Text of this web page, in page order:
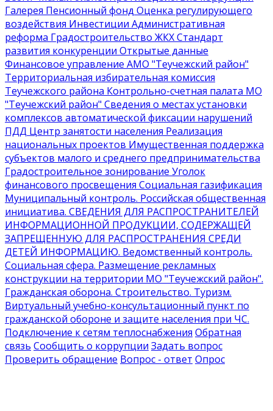
Галерея Пенсионный фонд Оценка регулирующего
воздействия Инвестиции Административная
реформа Градостроительство ЖКХСтандарт
развития конкуренции Открытые данные
Финансовое управление АМО "Теучежский район"
Территориальная избирательная комиссия
Теучежского района Контрольно-счетная палата МО
"Теучежский район" Сведения о местах установки
комплексов автоматической фиксации нарушений
ПДД Центр занятости населения Реализация
национальных проектов Имущественная поддержка
субъектов малого и среднего предпринимательства
Градостроительное зонирование Уголок
финансового просвещения Социальная газификация
Муниципальный контроль. Российская общественная
инициатива. СВЕДЕНИЯ ДЛЯ РАСПРОСТРАНИТЕЛЕЙ
ИНФОРМАЦИОННОЙ ПРОДУКЦИИ, СОДЕРЖАЩЕЙ
ЗАПРЕЩЕННУЮ ДЛЯ РАСПРОСТРАНЕНИЯ СРЕДИ
ДЕТЕЙ ИНФОРМАЦИЮ. Ведомственный контроль.
Социальная сфера. Размещение рекламных
конструкции на территории МО "Теучежский район".
Гражданская оборона. Строительство. Туризм.
Виртуальный учебно-консультационный пункт по
гражданской обороне и защите населения при ЧС.
Подключение к сетям теплоснабжения Обратная
связь Сообщить о коррупции Задать вопрос
Проверить обращение Вопрос - ответ Опрос